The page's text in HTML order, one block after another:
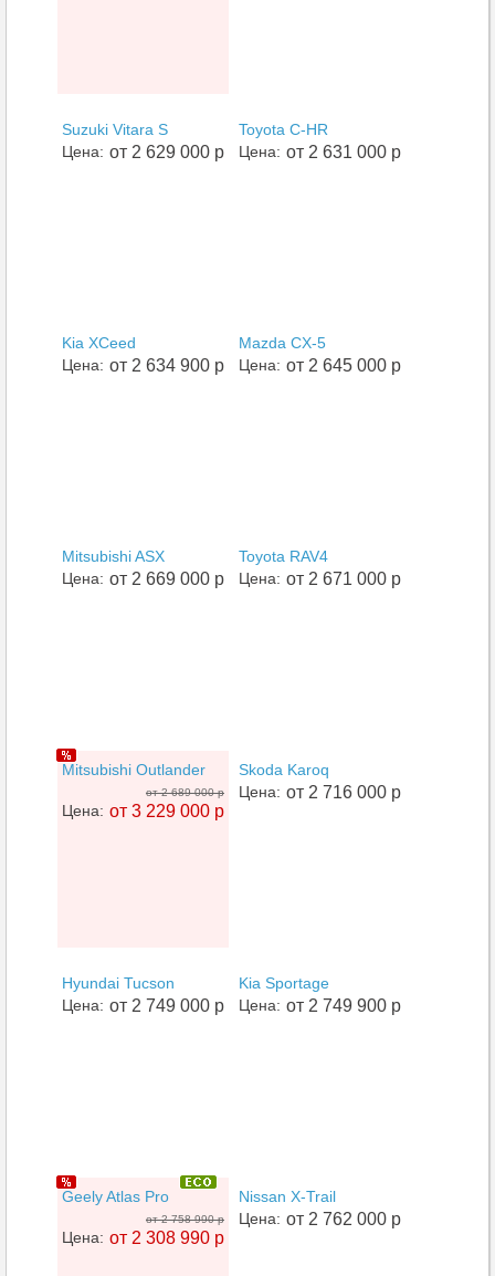
Suzuki Vitara S
от 2 629 000 р
Цена:
Toyota C-HR
от 2 631 000 р
Цена:
Kia XCeed
от 2 634 900 р
Цена:
Mazda CX-5
от 2 645 000 р
Цена:
Mitsubishi ASX
от 2 669 000 р
Цена:
Toyota RAV4
от 2 671 000 р
Цена:
Mitsubishi Outlander
от 2 689 000 р
от 3 229 000 р
Цена:
Skoda Karoq
от 2 716 000 р
Цена:
Hyundai Tucson
от 2 749 000 р
Цена:
Kia Sportage
от 2 749 900 р
Цена:
Geely Atlas Pro
от 2 758 990 р
от 2 308 990 р
Цена:
Nissan X-Trail
от 2 762 000 р
Цена: